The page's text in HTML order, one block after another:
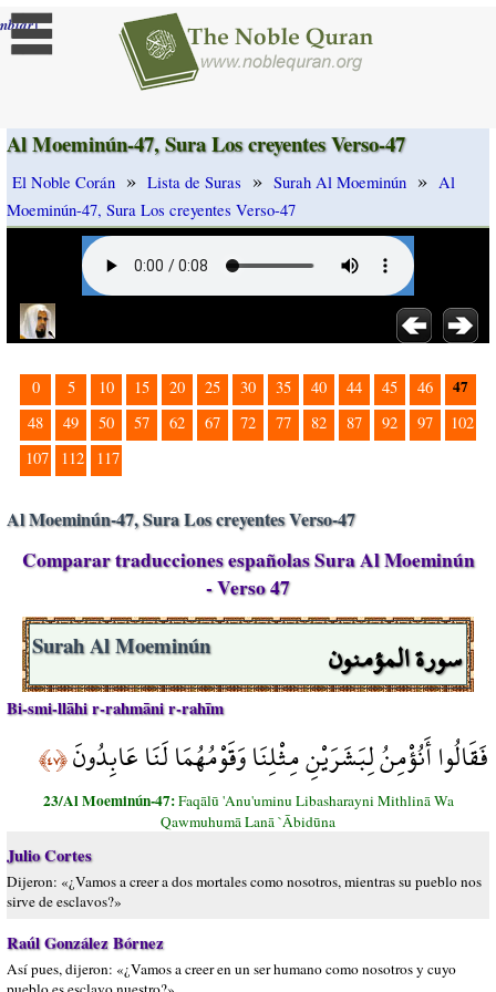
]
Al Moeminún-47, Sura Los creyentes Verso-47
El Noble Corán » Lista de Suras » Surah Al Moeminún » Al
Moeminún-47, Sura Los creyentes Verso-47
0 5 10 15 20 25 30 35 40 44 45 46 47
48 49 50 57 62 67 72 77 82 87 92 97
102
107
112 117
Al Moeminún-47, Sura Los creyentes Verso-47
Comparar traducciones españolas Sura Al Moeminún
- Verso 47
سورة المؤمنون Surah Al Moeminún
Bi-smi-llāhi r-rahmāni r-rahīm
فَقَالُوا أَنُؤْمِنُ لِبَشَرَيْنِ مِثْلِنَا وَقَوْمُهُمَا لَنَا عَابِدُونَ﴿٤٧﴾
23/Al Moeminún-47:Faqālū 'Anu'uminu Libasharayni Mithlinā Wa
Qawmuhumā Lanā `Ābidūna
Julio Cortes
Dijeron: «¿Vamos a creer a dos mortales como nosotros, mientras su pueblo nos
sirve de esclavos?»
Raúl González Bórnez
Así pues, dijeron: «¿Vamos a creer en un ser humano como nosotros y cuyo